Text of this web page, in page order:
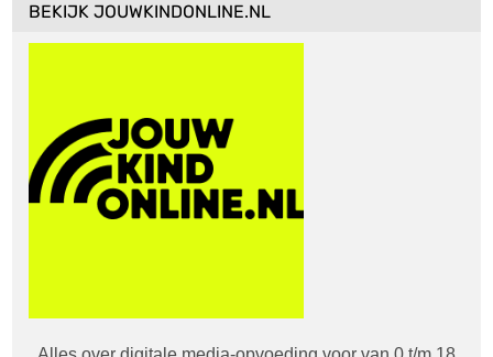
BEKIJK JOUWKINDONLINE.NL